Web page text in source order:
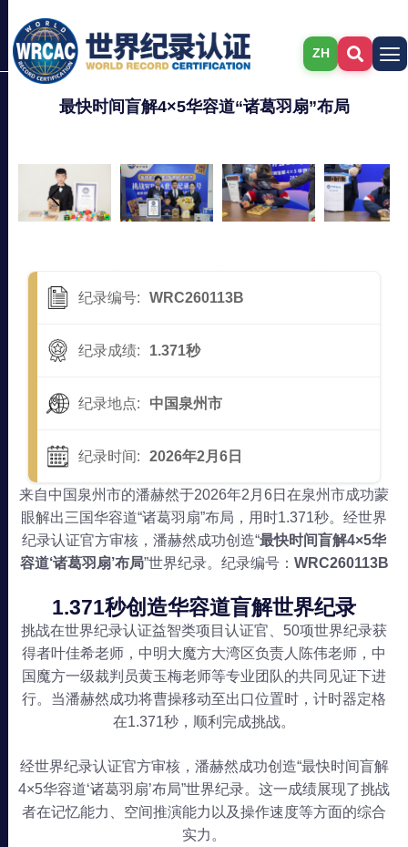
ZH
最快时间盲解4×5华容道“诸葛羽扇”布局
纪录编号: WRC260113B
纪录成绩: 1.371秒
纪录地点: 中国泉州市
纪录时间: 2026年2月6日
来自中国泉州市的潘赫然于2026年2月6日在泉州市成功蒙
眼解出三国华容道“诸葛羽扇”布局，用时1.371秒。经世界
纪录认证官方审核，潘赫然成功创造“最快时间盲解4×5华
容道‘诸葛羽扇’布局”世界纪录。纪录编号： WRC260113B
1.371秒创造华容道盲解世界纪录
挑战在世界纪录认证益智类项目认证官、50项世界纪录获
得者叶佳希老师，中明大魔方大湾区负责人陈伟老师，中
国魔方一级裁判员黄玉梅老师等专业团队的共同见证下进
行。当潘赫然成功将曹操移动至出口位置时，计时器定格
在1.371秒，顺利完成挑战。
经世界纪录认证官方审核，潘赫然成功创造“最快时间盲解
4×5华容道‘诸葛羽扇’布局”世界纪录。这一成绩展现了挑战
者在记忆能力、空间推演能力以及操作速度等方面的综合
实力。